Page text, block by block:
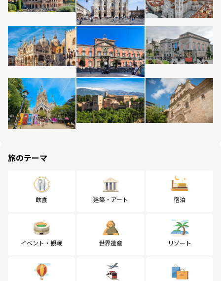
旅のテーマ
飲食 建築・アート 宿泊
イベント・観戦 世界遺産 リゾート